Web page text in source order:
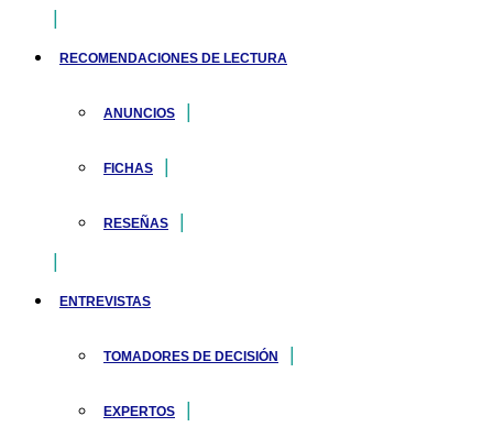
RECOMENDACIONES DE LECTURA
ANUNCIOS
FICHAS
RESEÑAS
ENTREVISTAS
TOMADORES DE DECISIÓN
EXPERTOS